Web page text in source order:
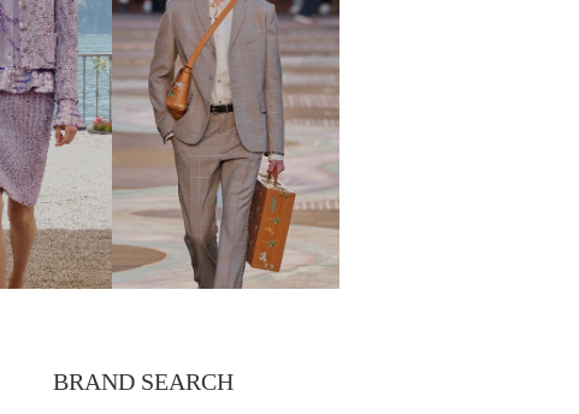
BRAND SEARCH